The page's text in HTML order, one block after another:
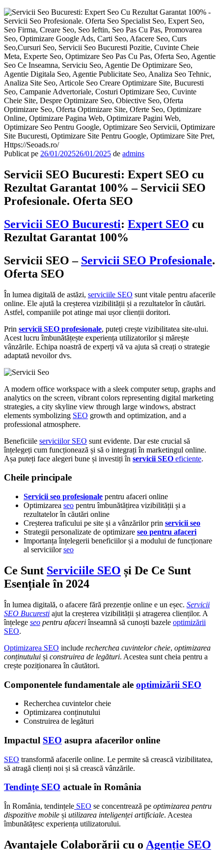
Publicat pe 26/01/202526/01/2025 de admins
Servicii SEO Bucuresti: Expert SEO cu
Rezultat Garantat 100% – Servicii SEO
Profesionale. Oferta SEO
Servicii SEO Bucuresti: Expert SEO cu
Rezultat Garantat 100%
Servicii SEO – Servicii SEO Profesionale.
Oferta SEO
În lumea digitală de astăzi, serviciile SEO sunt vitale pentru afacerile
online. Ele ajută la creșterea vizibilității și a rezultatelor în căutări.
Astfel, companiile pot atinge mai ușor clienții doritori.
Prin servicii SEO profesionale, puteți crește vizibilitatea site-ului.
Acest lucru îmbunătățește experiența utilizatorilor și mărește
vânzările. Echipa noastră de experți vă va ajuta să creați o strategie
adaptată nevoilor dvs.
A modern office workspace with a sleek computer setup, graphs and
analytics on the screen, vibrant colors representing digital marketing
strategies, a city skyline view through large windows, abstract
elements symbolizing SEO growth and optimization, and a
professional atmosphere.
Beneficiile serviciilor SEO sunt evidente. Dar este crucial să
înțelegeți cum funcționează și să o integrați în marketingul online.
Așa puteți face alegeri bune și investiți în servicii SEO eficiente.
Cheile principale
Servicii seo profesionale pentru afaceri online
Optimizarea seo pentru îmbunătățirea vizibilității și a
rezultatelor în căutări online
Creșterea traficului pe site și a vânzărilor prin servicii seo
Strategii personalizate de optimizare seo pentru afaceri
Importanța înțelegerii beneficiilor și a modului de funcționare
al serviciilorseo
Ce Sunt Serviciile SEO și De Ce Sunt
Esențiale în 2024
În lumea digitală, o afacere fără prezenție online e un eșec. Servicii
SEO Bucuresti ajut la creșterea vizibilității și atragerea clienților. A
înțelege seo pentru afaceriînseamnă să cunoști bazele optimizării
SEO.
Optimizarea SEO include recherchea cuvintelor cheie, optimizarea
conținutului și construirea de legături. Acestea sunt cheia pentru a
crește poziționarea în căutători.
Componentele fundamentale ale optimizării SEO
Recherchea cuvintelor cheie
Optimizarea conținutului
Construirea de legături
Impactul SEO asupra afacerilor online
SEO transformă afacerile online. Le permite să crească vizibilitatea,
să atragă clienți noi și să crească vânzările.
Tendințe SEO actuale în România
În România, tendințele SEO se concentrează pe optimizarea pentru
dispozitive mobile și utilizarea inteligenței artificiale. Acestea
îmbunătățesc experiența utilizatorului.
Avantajele Colaborării cu o Agenție SEO